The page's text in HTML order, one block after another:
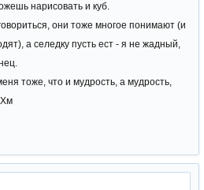
нарисовать и куб.
они тоже многое понимают (и
а селедку пусть ест - я не жадный,
тоже, что и мудрость, а мудрость,
Хм